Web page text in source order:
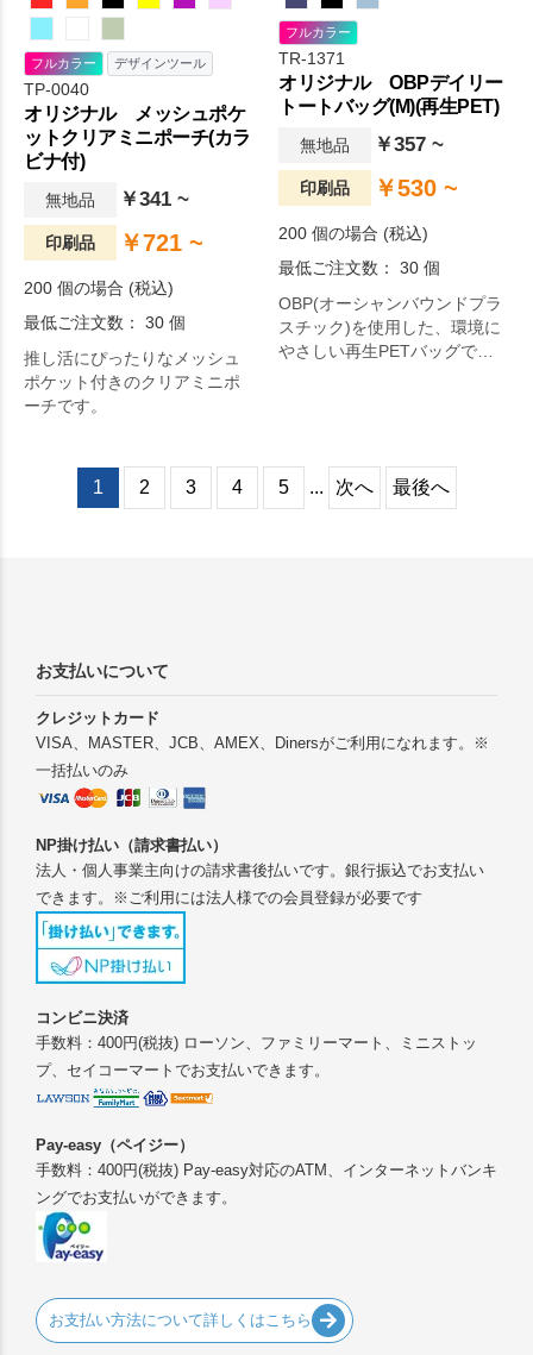
フルカラー デザインツール
TP-0040
オリジナル メッシュポケ
ットクリアミニポーチ(カラ
ビナ付)
無地品 ￥341 ~
印刷品 ￥721 ~
200 個の場合 (税込)
最低ご注文数： 30 個
推し活にぴったりなメッシュ
ポケット付きのクリアミニポ
ーチです。
フルカラー
TR-1371
オリジナル OBPデイリー
トートバッグ(M)(再生PET)
無地品 ￥357 ~
印刷品 ￥530 ~
200 個の場合 (税込)
最低ご注文数： 30 個
OBP(オーシャンバウンドプラ
スチック)を使用した、環境に
やさしい再生PETバッグで
1 2 3 4 5 ... 次へ 最後へ
お支払いについて
クレジットカード
VISA、MASTER、JCB、AMEX、Dinersがご利用になれます。※
一括払いのみ
NP掛け払い（請求書払い）
法人・個人事業主向けの請求書後払いです。銀行振込でお支払い
できます。※ご利用には法人様での会員登録が必要です
コンビニ決済
手数料：400円(税抜) ローソン、ファミリーマート、ミニストッ
プ、セイコーマートでお支払いできます。
Pay-easy（ペイジー）
手数料：400円(税抜) Pay-easy対応のATM、インターネットバンキ
ングでお支払いができます。
お支払い方法について詳しくはこちら